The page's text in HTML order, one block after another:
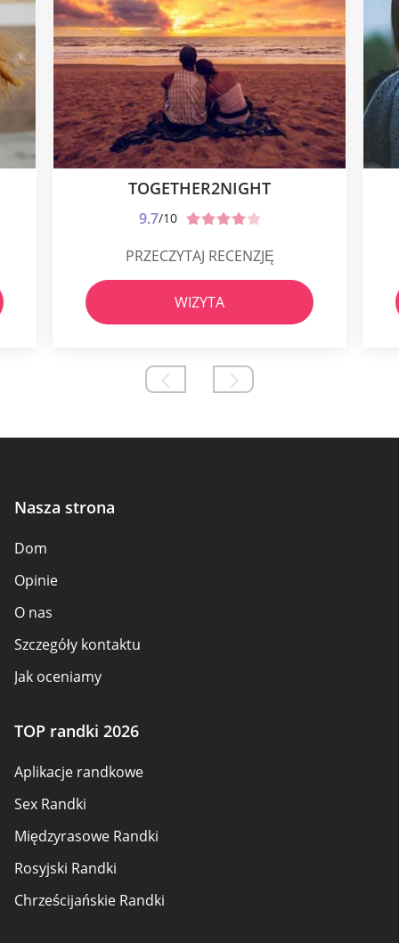
TOGETHER2NIGHT
9.7/10
PRZECZYTAJ RECENZJĘ
WIZYTA
Nasza strona
Dom
Opinie
O nas
Szczegóły kontaktu
Jak oceniamy
Omówienie zasad
Warunki korzystania
Mapa strony
TOP randki 2026
Aplikacje randkowe
Sex Randki
Międzyrasowe Randki
Rosyjski Randki
Chrześcijańskie Randki